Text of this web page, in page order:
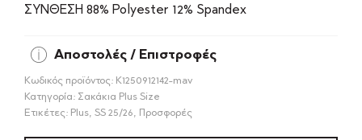
ΣΥΝΘΕΣΗ 88% Polyester 12% Spandex
Αποστολές / Επιστροφές
Κωδικός προϊόντος: Κ1250912142-mav
Κατηγορία: Σακάκια Plus Size
Ετικέτες: Plus SS 25/26 Προσφορές